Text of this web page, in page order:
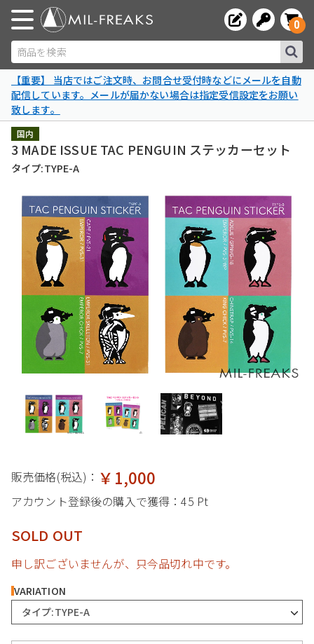
商品を検索
0
【重要】 当店ではご注文時、お問合せ受付時などにメールを自動
配信しています。メールが届かない場合は指定受信設定をお願い
致します。
国内
3 MADE ISSUE TAC PENGUIN ステッカーセット
タイプ:TYPE-A
販売価格(税込)： ￥1,000
アカウント登録後の購入で獲得：45 Pt
SOLD OUT
申し訳ございませんが、只今品切れ中です。
VARIATION
タイプ:TYPE-A